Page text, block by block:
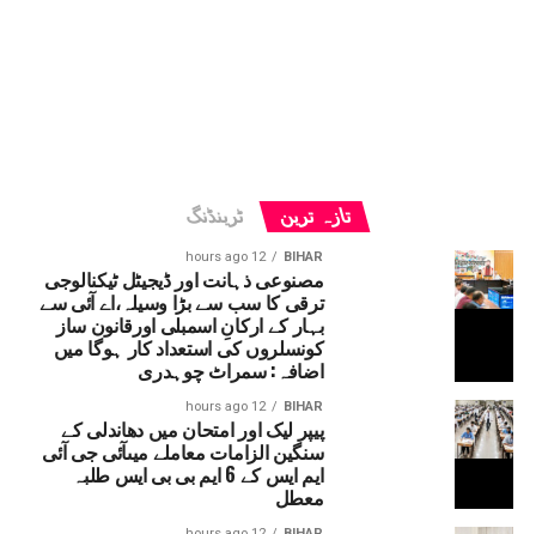
تازہ ترین ٹرینڈنگ
BIHAR
12 hours ago
مصنوعی ذہانت اور ڈیجیٹل ٹیکنالوجی
ترقی کا سب سے بڑا وسیلہ،اے آئی سے
بہار کے ارکانِ اسمبلی اورقانون ساز
کونسلروں کی استعداد کار ہوگا میں
اضافہ: سمراٹ چوہدری
BIHAR
12 hours ago
پیپر لیک اور امتحان میں دھاندلی کے
سنگین الزامات معاملے میںآئی جی آئی
ایم ایس کے 6 ایم بی بی ایس طلبہ
معطل